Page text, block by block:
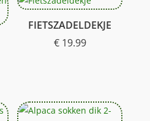
FIETSZADELDEKJE
€19.99